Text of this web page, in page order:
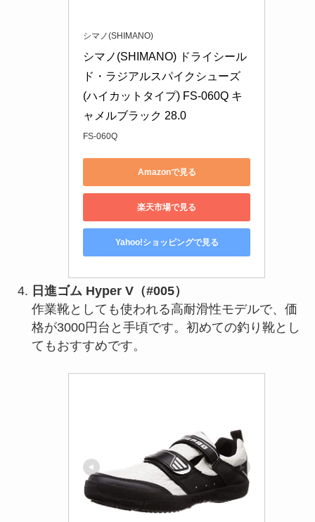
シマノ(SHIMANO)
シマノ(SHIMANO) ドライシール
ド・ラジアルスパイクシューズ
(ハイカットタイプ) FS-060Q キ
ャメルブラック 28.0
FS-060Q
Amazonで見る
楽天市場で見る
Yahoo!ショッピングで見る
日進ゴム Hyper V（#005）
作業靴としても使われる高耐滑性モデルで、価
格が3000円台と手頃です。初めての釣り靴とし
てもおすすめです。